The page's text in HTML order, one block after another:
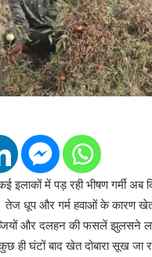
इलाकों में पड़ रही भीषण गर्मी अब
तेज धूप और गर्म हवाओं के कारण
और दलहन की फसलें झुलसने
ही घंटों बाद खेत दोबारा सूख जा